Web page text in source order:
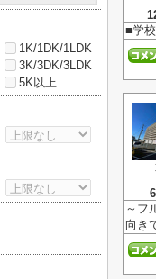
■学
～フ
向き
1K/1DK/1LDK
3K/3DK/3LDK
5K以上